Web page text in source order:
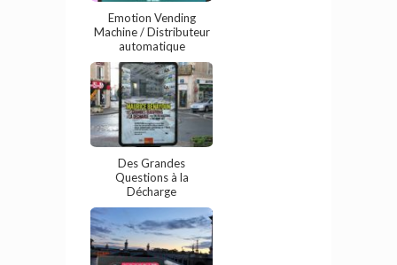
Emotion Vending
Machine / Distributeur
automatique
Des Grandes
Questions à la
Décharge